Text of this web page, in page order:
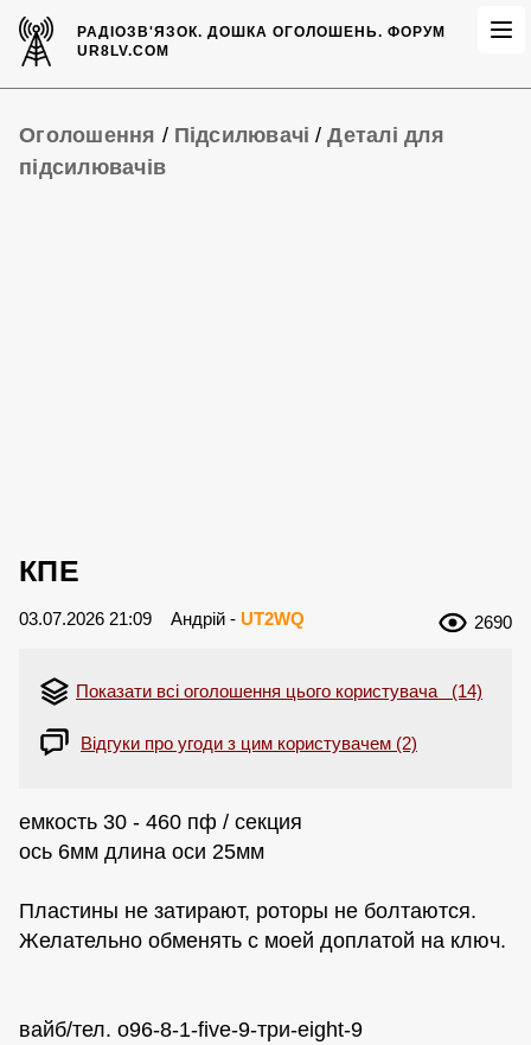
РАДІОЗВ'ЯЗОК.ДОШКА ОГОЛОШЕНЬ. ФОРУМ
UR8LV.COM
Оголошення / Підсилювачі /Деталі для
підсилювачів
КПЕ
03.07.2026 21:09 Андрій - UT2WQ 2690
Показати всі оголошення цього користувача (14)
Відгуки про угоди з цим користувачем (2)
емкость 30 - 460 пф / секция
ось 6мм длина оси 25мм
Пластины не затирают, роторы не болтаются.
Желательно обменять с моей доплатой на ключ.
вайб/тел. о96-8-1-five-9-три-eight-9